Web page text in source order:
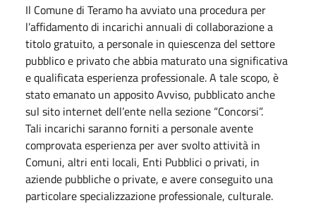
Il Comune di Teramo ha avviato una procedura per
l’affidamento di incarichi annuali di collaborazione a
titolo gratuito, a personale in quiescenza del settore
pubblico e privato che abbia maturato una significativa
e qualificata esperienza professionale. A tale scopo, è
stato emanato un apposito Avviso, pubblicato anche
sul sito internet dell’ente nella sezione “Concorsi”.
Tali incarichi saranno forniti a personale avente
comprovata esperienza per aver svolto attività in
Comuni, altri enti locali, Enti Pubblici o privati, in
aziende pubbliche o private, e avere conseguito una
particolare specializzazione professionale, culturale.